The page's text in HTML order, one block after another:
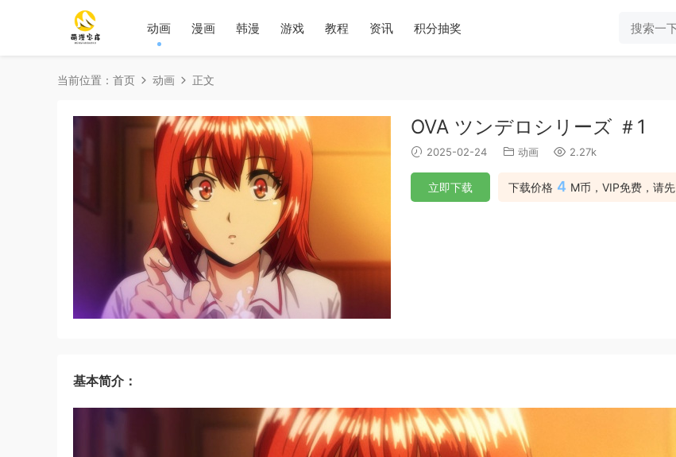
动画 漫画 韩漫 游戏 教程 资讯 积分抽奖
当前位置： 首页 动画 正文
OVA ツンデロシリーズ ＃1
2025-02-24 动画 2.27k
下载价格 4 M币，VIP免费，请先
立即下载
基本简介：